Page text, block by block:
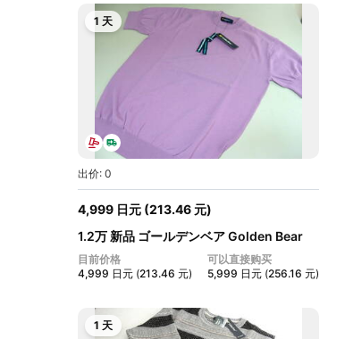
1 天
出价: 0
4,999 日元 (213.46 元)
1.2万 新品 ゴールデンベア Golden Bear
メ...
目前价格
4,999 日元 (213.46 元)
可以直接购买
5,999 日元 (256.16 元)
1 天